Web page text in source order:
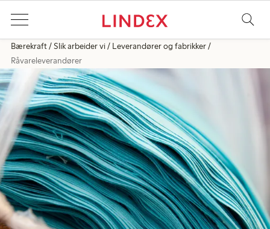
Bærekraft Slik arbeider vi
Leverandører og fabrikker
Råvareleverandører